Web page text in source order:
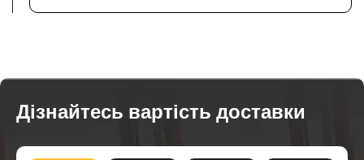
Дізнайтесь вартість доставки